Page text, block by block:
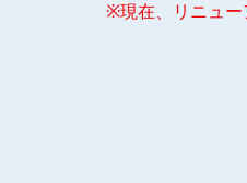
※現在、リニュー